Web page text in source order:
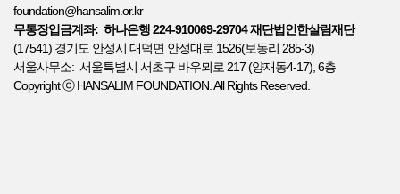
foundation@hansalim.or.kr
무통장입금계좌: 하나은행 224-910069-29704 재단법인한살림재단
(17541) 경기도 안성시 대덕면 안성대로 1526(보동리 285-3)
서울사무소: 서울특별시 서초구 바우뫼로 217 (양재동4-17), 6층
Copyright ⓒ HANSALIM FOUNDATION. All Rights Reserved.